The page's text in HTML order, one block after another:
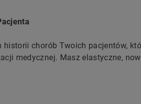
historii chorób Twoich pacjentów,
medycznej. Masz elastyczne,